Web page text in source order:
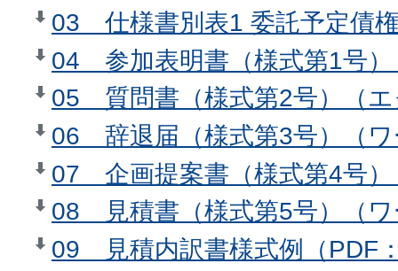
03 仕様書別表1 委託予定債
04 参加表明書（様式第1号）
05 質問書（様式第2号）（
06 辞退届（様式第3号）（ワ
07 企画提案書（様式第4号）
08 見積書（様式第5号）（ワ
09 見積内訳書様式例（PDF